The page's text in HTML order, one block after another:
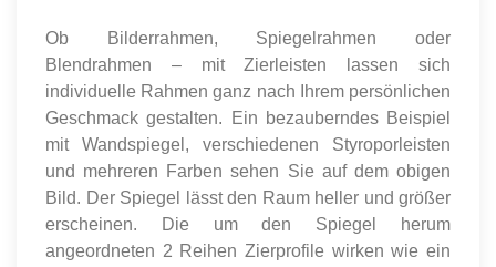
Ob Bilderrahmen, Spiegelrahmen oder
Blendrahmen – mit Zierleisten lassen sich
individuelle Rahmen ganz nach Ihrem persönlichen
Geschmack gestalten. Ein bezauberndes Beispiel
mit Wandspiegel, verschiedenen Styroporleisten
und mehreren Farben sehen Sie auf dem obigen
Bild. Der Spiegel lässt den Raum heller und größer
erscheinen. Die um den Spiegel herum
angeordneten 2 Reihen Zierprofile wirken wie ein